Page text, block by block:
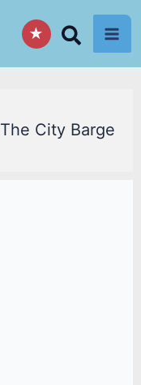
★
The City Barge